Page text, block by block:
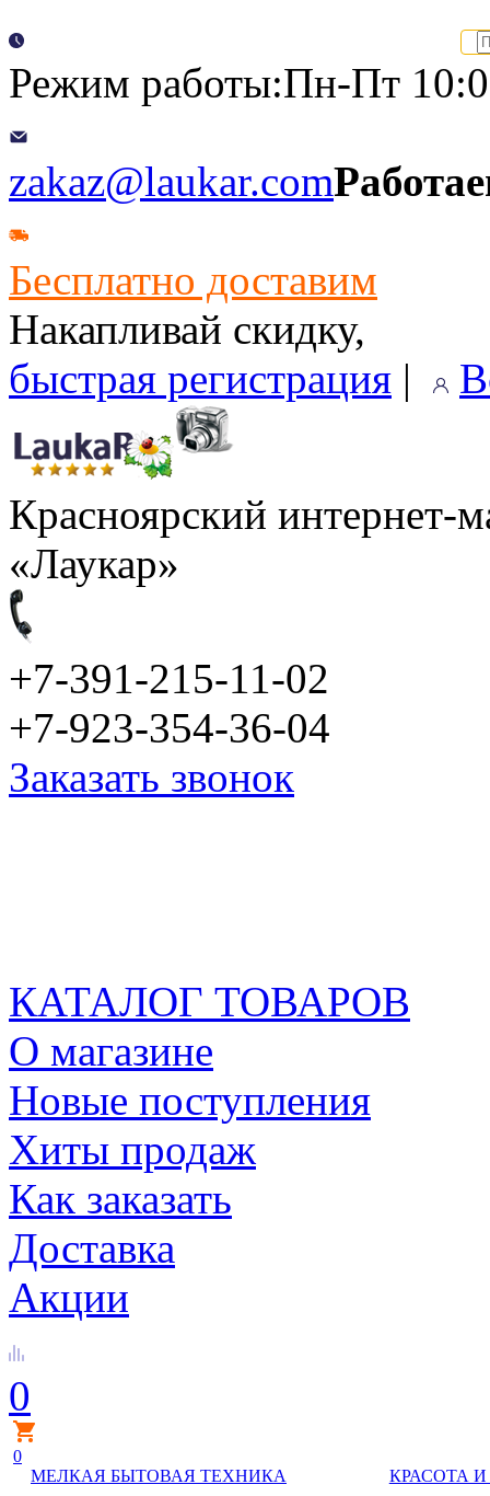
Режим работы:Пн-Пт
zakaz@laukar.com
Бесплатно доставим
Накапливай скидку,
быстрая регистрация |
Красноярский интернет-
«Лаукар»
+7-391-215-11-02
+7-923-354-36-04
Заказать звонок
КАТАЛОГ ТОВАРОВ
О магазине
Новые поступления
Хиты продаж
Как заказать
Доставка
Акции
0
0
МЕЛКАЯ БЫТОВАЯ ТЕХНИКА
КРАСОТА И